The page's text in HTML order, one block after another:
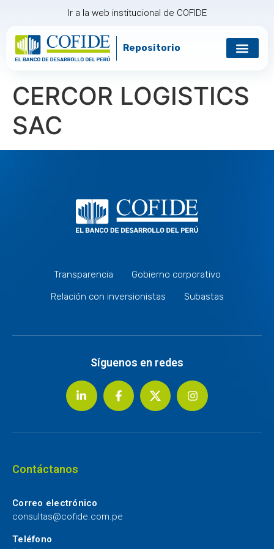
Ir a la web institucional de COFIDE
Repositorio
CERCOR LOGISTICS
SAC
Transparencia
Gobierno corporativo
Relación con inversionistas
Subastas
Síguenos en redes
Contáctanos
Correo electrónico
consultas@cofide.com.pe
Teléfono